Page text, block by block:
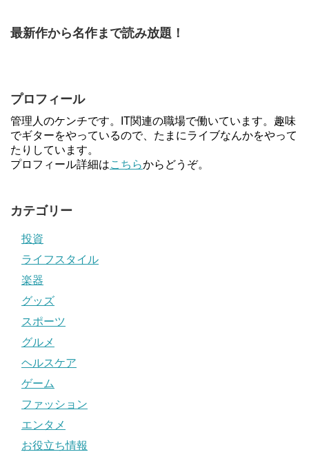
最新作から名作まで読み放題！
プロフィール
管理人のケンチです。IT関連の職場で働いています。趣味
でギターをやっているので、たまにライブなんかをやって
たりしています。
プロフィール詳細はこちらからどうぞ。
カテゴリー
投資
ライフスタイル
楽器
グッズ
スポーツ
グルメ
ヘルスケア
ゲーム
ファッション
エンタメ
お役立ち情報